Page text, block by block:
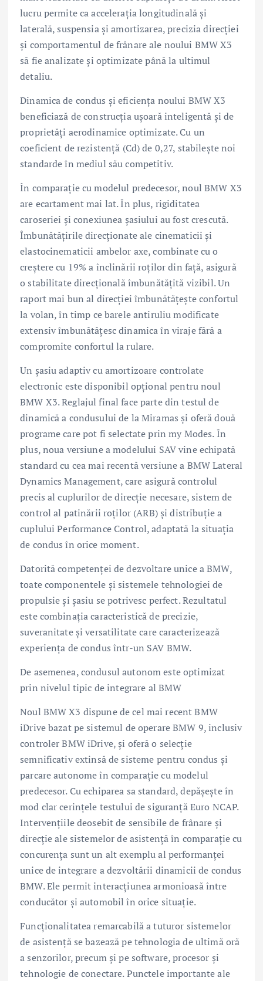
lucru permite ca acceleraţia longitudinală şi
laterală, suspensia şi amortizarea, precizia direcţiei
şi comportamentul de frânare ale noului BMW X3
să fie analizate şi optimizate până la ultimul
detaliu.
Dinamica de condus şi eficienţa noului BMW X3
beneficiază de construcţia uşoară inteligentă şi de
proprietăţi aerodinamice optimizate. Cu un
coeficient de rezistenţă (Cd) de 0,27, stabileşte noi
standarde în mediul său competitiv.
În comparaţie cu modelul predecesor, noul BMW X3
are ecartament mai lat. În plus, rigiditatea
caroseriei şi conexiunea şasiului au fost crescută.
Îmbunătăţirile direcţionate ale cinematicii şi
elastocinematicii ambelor axe, combinate cu o
creştere cu 19% a înclinării roţilor din faţă, asigură
o stabilitate direcţională îmbunătăţită vizibil. Un
raport mai bun al direcţiei îmbunătăţeşte confortul
la volan, în timp ce barele antiruliu modificate
extensiv îmbunătăţesc dinamica în viraje fără a
compromite confortul la rulare.
Un şasiu adaptiv cu amortizoare controlate
electronic este disponibil opţional pentru noul
BMW X3. Reglajul final face parte din testul de
dinamică a condusului de la Miramas şi oferă două
programe care pot fi selectate prin my Modes. În
plus, noua versiune a modelului SAV vine echipată
standard cu cea mai recentă versiune a BMW Lateral
Dynamics Management, care asigură controlul
precis al cuplurilor de direcţie necesare, sistem de
control al patinării roţilor (ARB) şi distribuţie a
cuplului Performance Control, adaptată la situaţia
de condus în orice moment.
Datorită competenţei de dezvoltare unice a BMW,
toate componentele şi sistemele tehnologiei de
propulsie şi şasiu se potrivesc perfect. Rezultatul
este combinaţia caracteristică de precizie,
suveranitate şi versatilitate care caracterizează
experienţa de condus într-un SAV BMW.
De asemenea, condusul autonom este optimizat
prin nivelul tipic de integrare al BMW
Noul BMW X3 dispune de cel mai recent BMW
iDrive bazat pe sistemul de operare BMW 9, inclusiv
controler BMW iDrive, şi oferă o selecţie
semnificativ extinsă de sisteme pentru condus şi
parcare autonome în comparaţie cu modelul
predecesor. Cu echiparea sa standard, depăşeşte în
mod clar cerinţele testului de siguranţă Euro NCAP.
Intervenţiile deosebit de sensibile de frânare şi
direcţie ale sistemelor de asistenţă în comparaţie cu
concurenţa sunt un alt exemplu al performanţei
unice de integrare a dezvoltării dinamicii de condus
BMW. Ele permit interacţiunea armonioasă între
conducător şi automobil în orice situaţie.
Funcţionalitatea remarcabilă a tuturor sistemelor
de asistenţă se bazează pe tehnologia de ultimă oră
a senzorilor, precum şi pe software, procesor şi
tehnologie de conectare. Punctele importante ale